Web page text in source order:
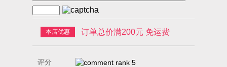
本店优惠 订单总价满200元 免运费
评分